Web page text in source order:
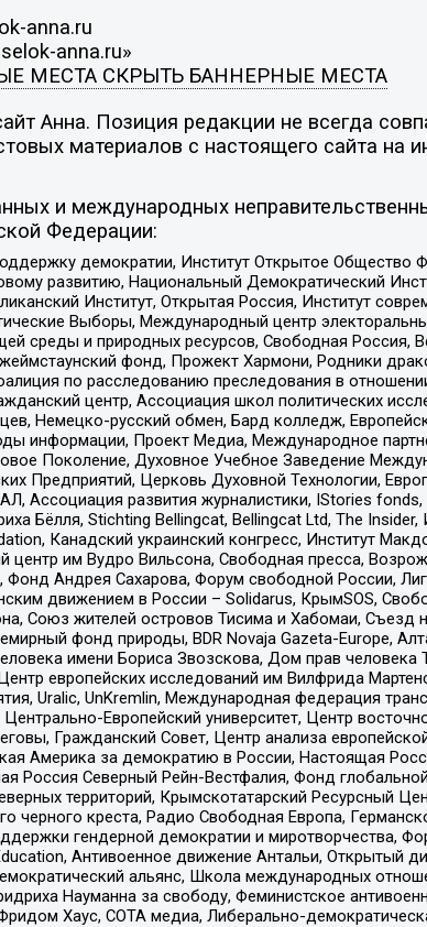
anna.ru
anna.ru»
МЕСТА СКРЫТЬ БАННЕРНЫЕ МЕСТА
Анна. Позиция редакции не всегда
материалов с настоящего сайта на
и международных
Федерации:
демократии, Институт Открытое
развитию, Национальный Демократический
Институт, Открытая Россия, Институт
Выборы, Международный центр
среды и природных ресурсов, Свободная Россия,
фонд, Прожект Хармони, Родники
по расследованию преследования в
центр, Ассоциация школ политических
Немецко-русский обмен, Бард колледж,
информации, Проект Медиа, Международное
Поколение, Духовное Учебное Заведение
Предприятий, Церковь Духовной Технологии,
развития журналистики, IStories
Бёлля, Stichting Bellingcat, Bellingcat Ltd, The
Канадский украинский конгресс, Институт
им Вудро Вильсона, Свободная пресса,
Андрея Сахарова, Форум свободной России,
движением в России – Solidarus, КрымSOS,
Союз жителей островов Тисима и Хабомаи,
фонд природы, BDR Novaja Gazeta-Europe,
имени Бориса Звозскова, Дом прав
европейских исследований им Вилфрида
Uralic, UnKremlin, Международная федерация
Центрально-Европейский университет, Центр
Гражданский Совет, Центр анализа
Америка за демократию в России, Настоящая
Россия Северный Рейн-Вестфалия, Фонд
территорий, Крымскотатарский Ресурсный
черного креста, Радио Свободная Европа,
гендерной демократии и миротворчества,
Антивоенное движение Антальи, Открытый
альянс, Школа международных
Науманна за свободу, Феминистское
Хаус, СОТА медиа, Либерально-